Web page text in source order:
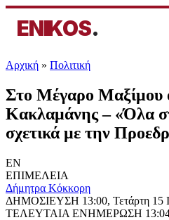
ENIKOS.
Αρχική » Πολιτική
Στο Μέγαρο Μαξίμου
Κακλαμάνης – «Όλα
σχετικά με την
EN
ΕΠΙΜΕΛΕΙΑ
Δήμητρα Κόκκορη
ΔΗΜΟΣΙΕΥΣΗ 13:00, Τετάρτη 15
ΤΕΛΕΥΤΑΙΑ ΕΝΗΜΕΡΩΣΗ